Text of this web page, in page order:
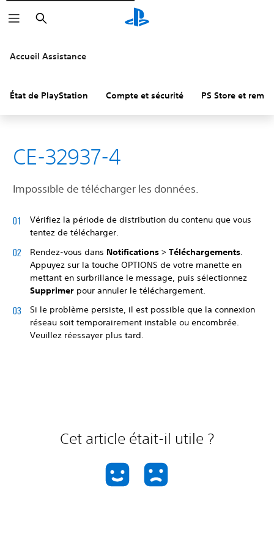
Rechercher
Accueil Assistance
État de PlayStation Compte et sécurité PS Store et
CE-32937-4
Impossible de télécharger les données.
Vérifiez la période de distribution du contenu que vous
tentez de télécharger.
Rendez-vous dans Notifications > Téléchargements
Appuyez sur la touche OPTIONS de votre manette en
mettant en surbrillance le message, puis sélectionnez
Supprimer pour annuler le téléchargement.
Si le problème persiste, il est possible que la connexion
réseau soit temporairement instable ou encombrée.
Veuillez réessayer plus tard.
Cet article était-il utile ?